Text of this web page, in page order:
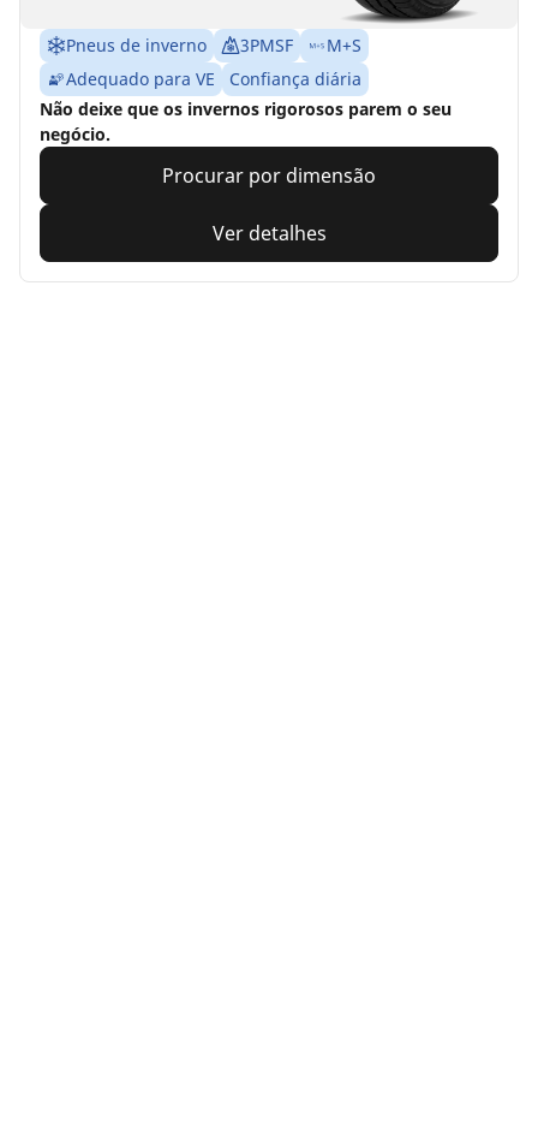
Pneus de inverno 3PMSF
M+S
Adequado para VE
Confiança diária
Não deixe que os invernos rigorosos parem o seu
negócio.
Procurar por dimensão
Ver detalhes